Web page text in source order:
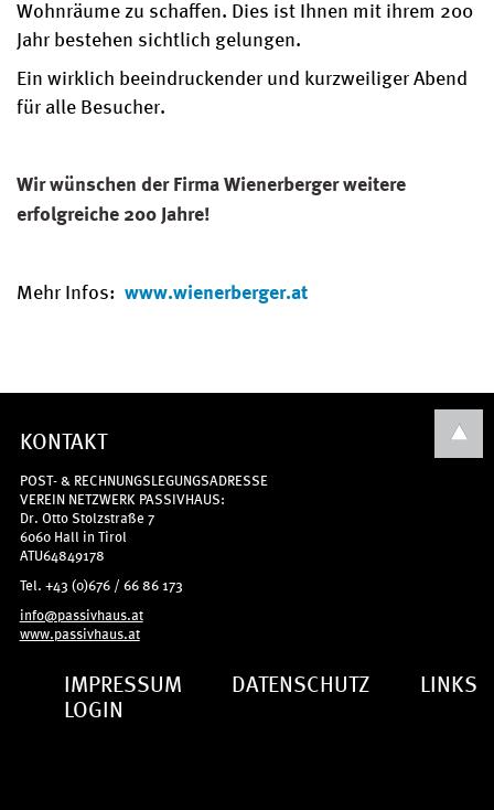
Wohnräume zu schaffen. Dies ist Ihnen mit ihrem 200
Jahr bestehen sichtlich gelungen.
Ein wirklich beeindruckender und kurzweiliger Abend
für alle Besucher.
Wir wünschen der Firma Wienerberger weitere
erfolgreiche 200 Jahre!
Mehr Infos: www.wienerberger.at
KONTAKT
POST- & RECHNUNGSLEGUNGSADRESSE
VEREIN NETZWERK PASSIVHAUS:
Dr. Otto Stolzstraße 7
6060 Hall in Tirol
ATU64849178
Tel. +43 (0)676 / 66 86 173
info@passivhaus.at
www.passivhaus.at
IMPRESSUM DATENSCHUTZ LINKS
LOGIN